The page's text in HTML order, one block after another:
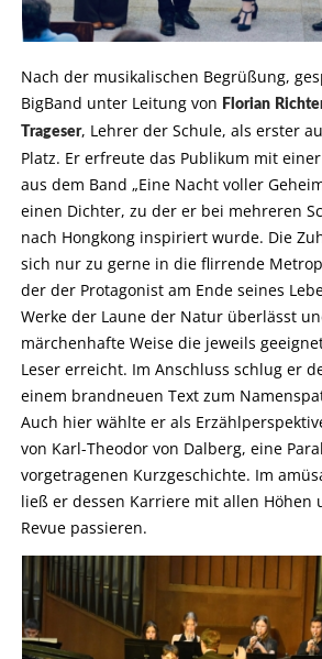
Nach der musikalischen Begrüßung,
BigBand unter Leitung von Florian
Trageser, Lehrer der Schule, als erster
Platz. Er erfreute das Publikum mit
aus dem Band „Eine Nacht voller
einen Dichter, zu der er bei mehreren
nach Hongkong inspiriert wurde. Die
sich nur zu gerne in die flirrende
der der Protagonist am Ende seines
Werke der Laune der Natur überlässt
märchenhafte Weise die jeweils
Leser erreicht. Im Anschluss schlug er
einem brandneuen Text zum
Auch hier wählte er als
von Karl-Theodor von Dalberg, eine
vorgetragenen Kurzgeschichte. Im
ließ er dessen Karriere mit allen Höhen
Revue passieren.